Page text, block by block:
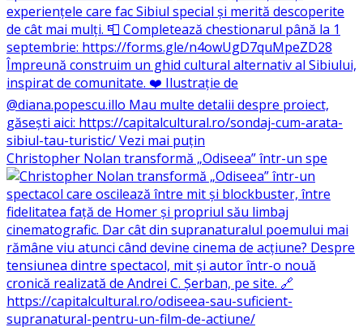
Christopher Nolan transformă „Odiseea” într-un spe